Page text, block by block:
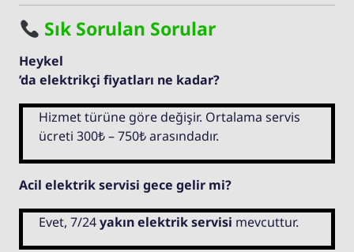
Sık Sorulan Sorular
Heykel
’da elektrikçi fiyatları ne kadar?
Hizmet türüne göre değişir. Ortalama servis
ücreti 300₺ – 750₺ arasındadır.
Acil elektrik servisi gece gelir mi?
Evet, 7/24yakın elektrik servisi mevcuttur.